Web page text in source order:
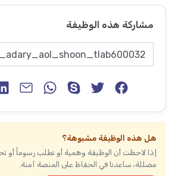
مشاركة هذه الوظيفة
هل هذه الوظيفة مشبوهة؟
إذا لاحظت أن الوظيفة وهمية أو تطلب رسوماً أو
مضللة، ساعدنا في الحفاظ على المنصة آمنة.